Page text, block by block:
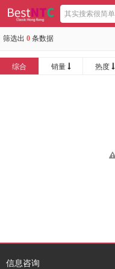
筛选出 0 条数据
综合 销量 热度
信息咨询